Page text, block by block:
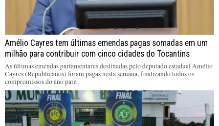
Amélio Cayres tem últimas emendas pagas somadas em um
milhão para contribuir com cinco cidades do Tocantins
As últimas emendas parlamentares destinadas pelo deputado estadual Amélio
Cayres (Republicanos) foram pagas nesta semana, finalizando todos os
compromissos do ano para